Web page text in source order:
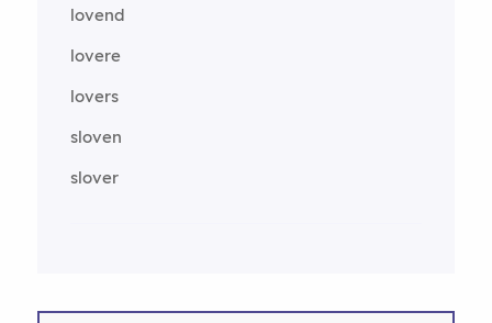
lovend
lovere
lovers
sloven
slover